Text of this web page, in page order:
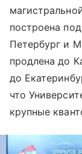
построена
Петербург и
продлена до
до
что
крупные